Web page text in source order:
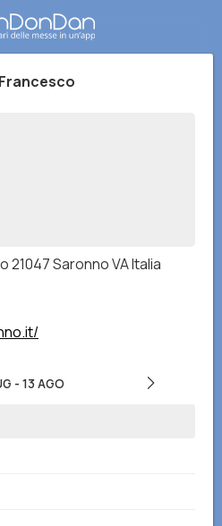
21047 Saronno VA Italia
- 13 AGO